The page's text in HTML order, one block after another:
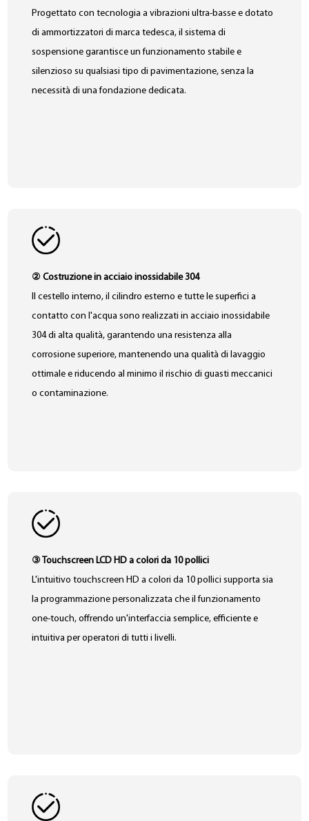
Progettato con tecnologia a vibrazioni ultra-basse e dotato
di ammortizzatori di marca tedesca, il sistema di
sospensione garantisce un funzionamento stabile e
silenzioso su qualsiasi tipo di pavimentazione, senza la
necessità di una fondazione dedicata.
② Costruzione in acciaio inossidabile 304
Il cestello interno, il cilindro esterno e tutte le superfici a
contatto con l'acqua sono realizzati in acciaio inossidabile
304 di alta qualità, garantendo una resistenza alla
corrosione superiore, mantenendo una qualità di lavaggio
ottimale e riducendo al minimo il rischio di guasti meccanici
o contaminazione.
③ Touchscreen LCD HD a colori da 10 pollici
L'intuitivo touchscreen HD a colori da 10 pollici supporta sia
la programmazione personalizzata che il funzionamento
one-touch, offrendo un'interfaccia semplice, efficiente e
intuitiva per operatori di tutti i livelli.